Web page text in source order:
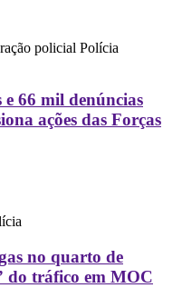
policial Polícia
e 66 mil denúncias
ações das Forças
no quarto de
do tráfico em MOC